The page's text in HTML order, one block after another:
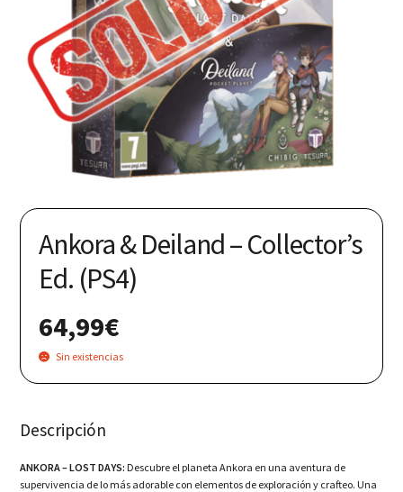
Ankora & Deiland – Collector’s
Ed. (PS4)
64,99€
Sin existencias
Descripción
ANKORA – LOST DAYS: Descubre el planeta Ankora en una aventura de
supervivencia de lo más adorable con elementos de exploración y crafteo. Una
Carrito
Nuestras redes: